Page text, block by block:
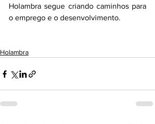
Holambra segue criando caminhos para
o emprego e o desenvolvimento.
Holambra